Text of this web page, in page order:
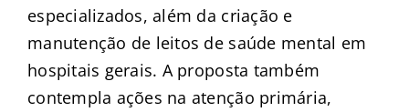
especializados, além da criação e
manutenção de leitos de saúde mental em
hospitais gerais. A proposta também
contempla ações na atenção primária,